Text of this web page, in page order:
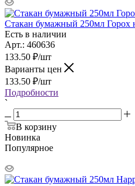
Стакан бумажный 250мл Горох
Есть в наличии
Арт.: 460636
133.50 ₽/шт
Варианты цен
133.50 ₽/шт
Подробности
`
В корзину
Новинка
Популярное